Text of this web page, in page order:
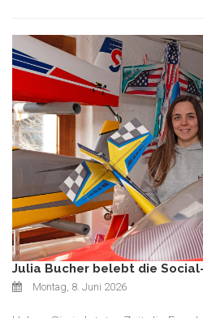
Julia Bucher belebt die
Montag, 8. Juni 2026